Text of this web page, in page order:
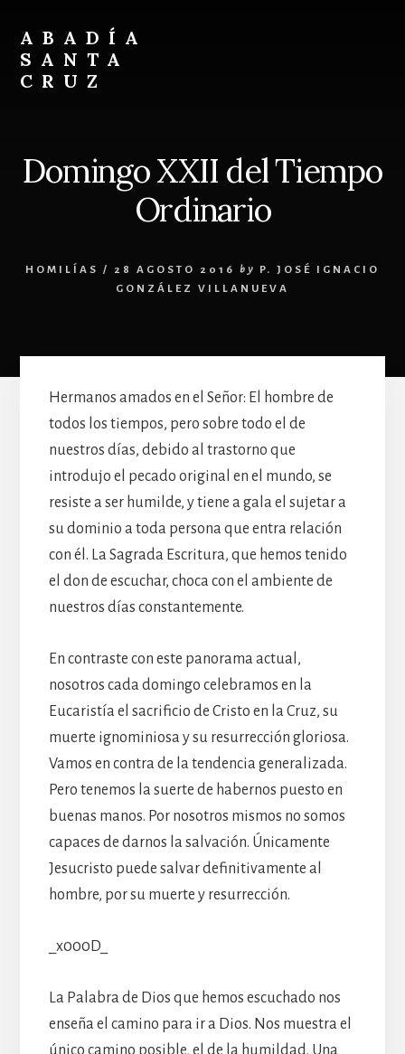
content
footer
ABADÍA
SANTA
CRUZ
Domingo XXII del Tiempo
Ordinario
HOMILÍAS / 28 AGOSTO 2016 by
P. JOSÉ IGNACIO
GONZÁLEZ VILLANUEVA
Hermanos amados en el Señor: El hombre de
todos los tiempos, pero sobre todo el de
nuestros días, debido al trastorno que
introdujo el pecado original en el mundo, se
resiste a ser humilde, y tiene a gala el sujetar a
su dominio a toda persona que entra relación
con él. La Sagrada Escritura, que hemos tenido
el don de escuchar, choca con el ambiente de
nuestros días constantemente.
En contraste con este panorama actual,
nosotros cada domingo celebramos en la
Eucaristía el sacrificio de Cristo en la Cruz, su
muerte ignominiosa y su resurrección gloriosa.
Vamos en contra de la tendencia generalizada.
Pero tenemos la suerte de habernos puesto en
buenas manos. Por nosotros mismos no somos
capaces de darnos la salvación. Únicamente
Jesucristo puede salvar definitivamente al
hombre, por su muerte y resurrección.
_x000D_
La Palabra de Dios que hemos escuchado nos
enseña el camino para ir a Dios. Nos muestra el
único camino posible, el de la humildad. Una